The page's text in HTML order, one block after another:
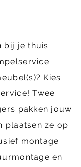
bij je thuis
Kies
Twee
pakken jouw
plaatsen ze op
montage
en